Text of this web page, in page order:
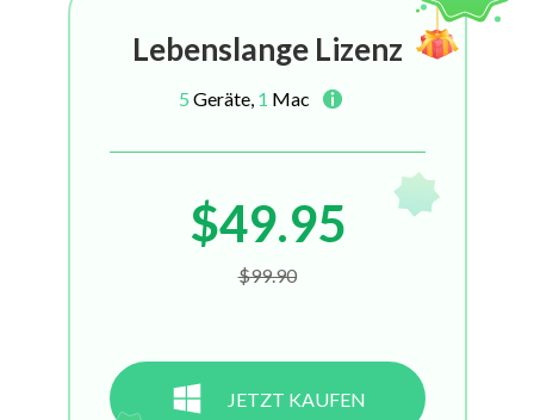
Lebenslange Lizenz
5 Geräte, 1 Mac
$49.95
$99.90
JETZT KAUFEN